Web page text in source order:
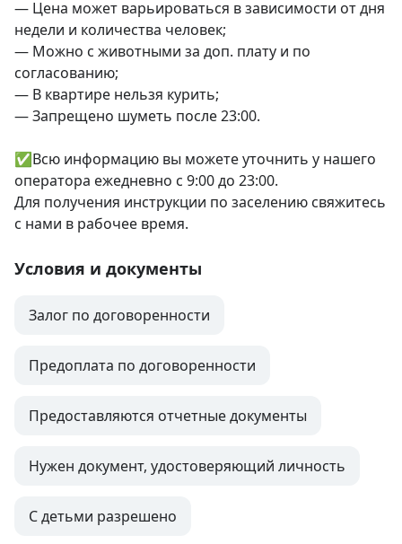
— Цена может варьироваться в зависимости от дня
недели и количества человек;
— Можно с животными за доп. плату и по
согласованию;
— В квартире нельзя курить;
— Запрещено шуметь после 23:00.
✅Всю информацию вы можете уточнить у нашего
оператора ежедневно с 9:00 до 23:00.
Для получения инструкции по заселению свяжитесь
с нами в рабочее время.
Условия и документы
Залог по договоренности
Предоплата по договоренности
Предоставляются отчетные документы
Нужен документ, удостоверяющий личность
С детьми разрешено